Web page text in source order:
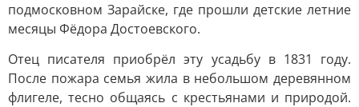
подмосковном Зарайске, где прошли детские летние
месяцы Фёдора Достоевского.
Отец писателя приобрёл эту усадьбу в 1831 году.
После пожара семья жила в небольшом деревянном
флигеле, тесно общаясь с крестьянами и природой.